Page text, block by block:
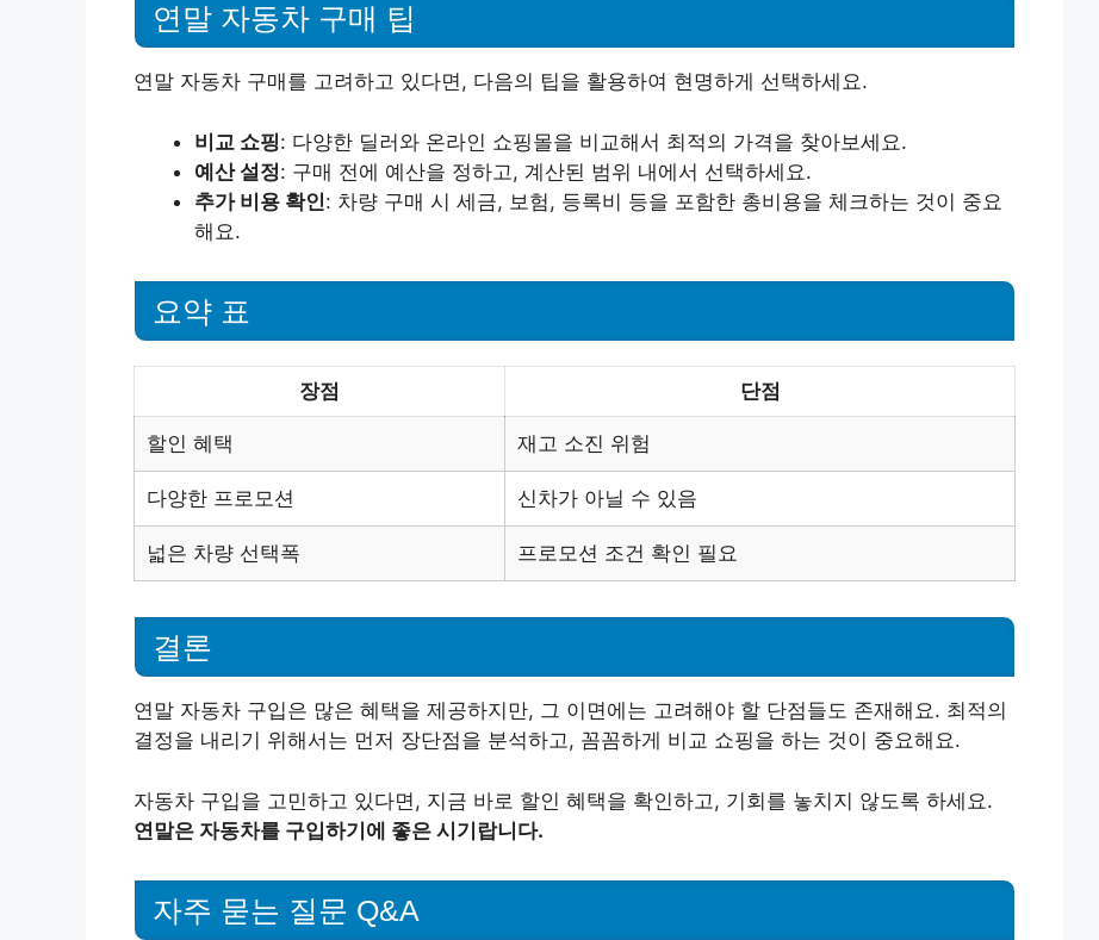
연말 자동차 구매 팁
연말 자동차 구매를 고려하고 있다면, 다음의 팁을 활용하여 현명하게 선택하세요.
비교 쇼핑: 다양한 딜러와 온라인 쇼핑몰을 비교해서 최적의 가격을 찾아보세요.
예산 설정: 구매 전에 예산을 정하고, 계산된 범위 내에서 선택하세요.
추가 비용 확인: 차량 구매 시 세금, 보험, 등록비 등을 포함한 총비용을 체크하는 것이 중요
해요.
요약 표
장점 단점
할인 혜택 재고 소진 위험
다양한 프로모션 신차가 아닐 수 있음
넓은 차량 선택폭 프로모션 조건 확인 필요
결론
연말 자동차 구입은 많은 혜택을 제공하지만, 그 이면에는 고려해야 할 단점들도 존재해요. 최적의
결정을 내리기 위해서는 먼저 장단점을 분석하고, 꼼꼼하게 비교 쇼핑을 하는 것이 중요해요.
자동차 구입을 고민하고 있다면, 지금 바로 할인 혜택을 확인하고, 기회를 놓치지 않도록 하세요.
연말은 자동차를 구입하기에 좋은 시기랍니다.
자주 묻는 질문 Q&A